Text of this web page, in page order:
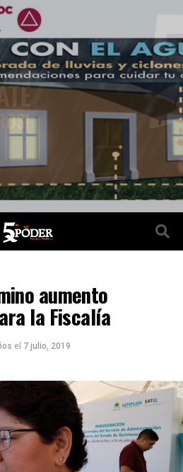
aumento
la Fiscalía
el 7 julio, 2019